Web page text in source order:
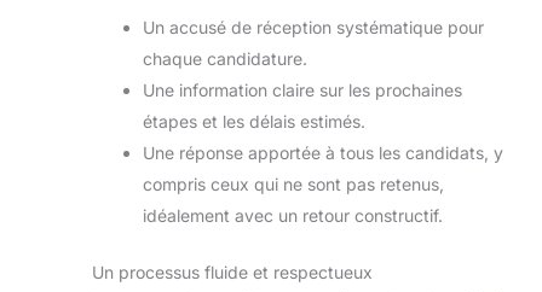
Un accusé de réception systématique pour
chaque candidature.
Une information claire sur les prochaines
étapes et les délais estimés.
Une réponse apportée à tous les candidats, y
compris ceux qui ne sont pas retenus,
idéalement avec un retour constructif.
Un processus fluide et respectueux